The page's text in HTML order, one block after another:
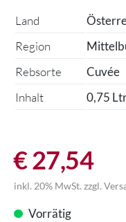
Land
Region
Rebsorte
Cuvée
Inhalt
0,75
€27,54
inkl. 20% MwSt. zzgl.
Vorrätig